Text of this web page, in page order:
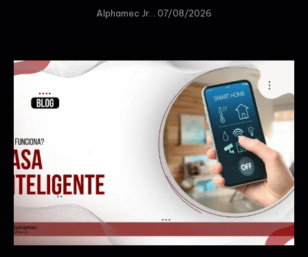
Alphamec Jr. 07/08/2026